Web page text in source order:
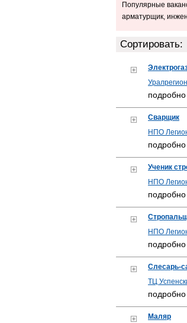
Популярные
арматурщик,
Сортировать:
Сварщик
НПО
Ученик
НПО
НПО
Слесарь-
ТЦ
Маляр